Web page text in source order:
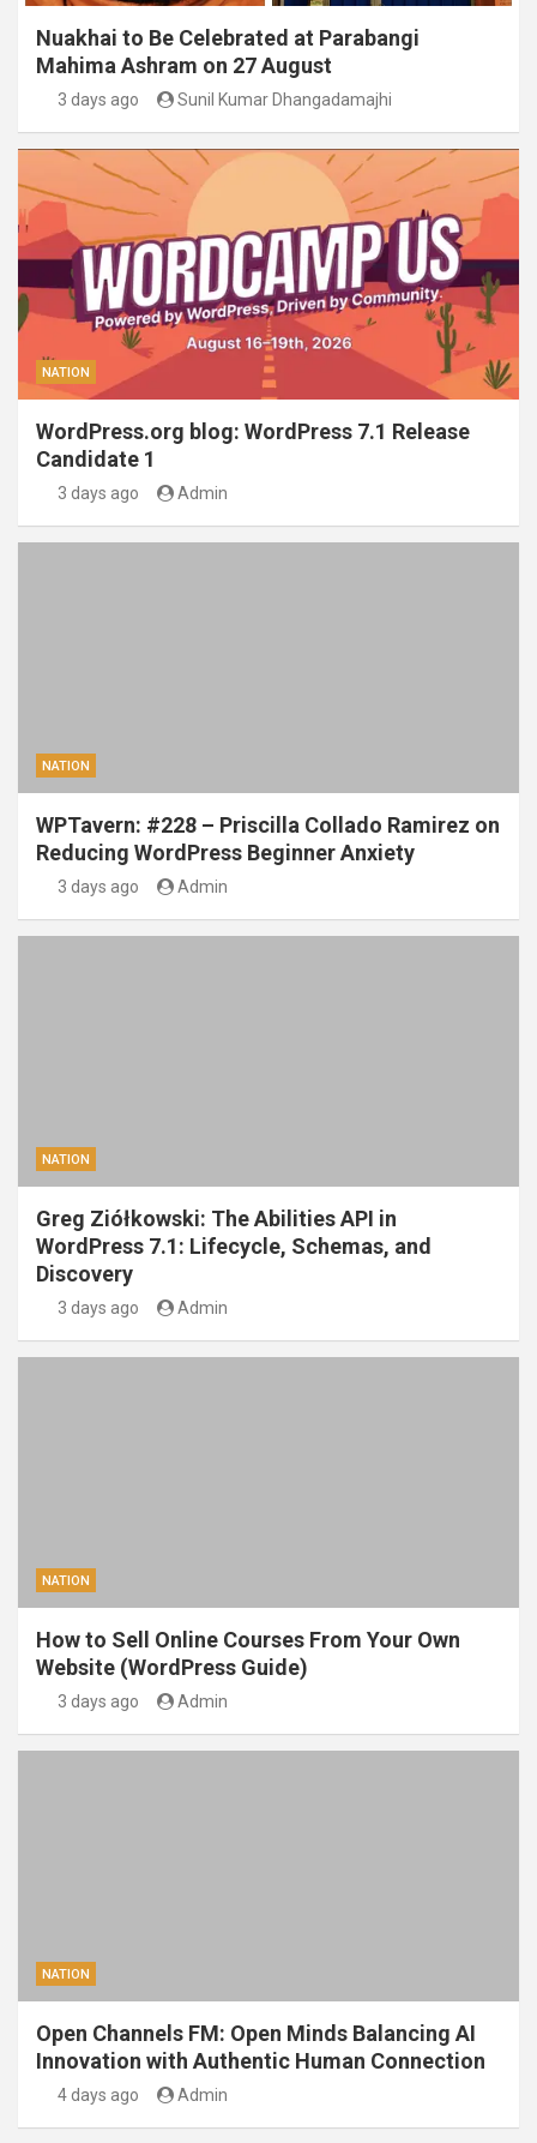
Nuakhai to Be Celebrated at Parabangi
Mahima Ashram on 27 August
3 days ago Sunil Kumar Dhangadamajhi
NATION
WordPress.org blog: WordPress 7.1 Release
Candidate 1
3 days ago Admin
NATION
WPTavern: #228 – Priscilla Collado Ramirez on
Reducing WordPress Beginner Anxiety
3 days ago Admin
NATION
Greg Ziółkowski: The Abilities API in
WordPress 7.1: Lifecycle, Schemas, and
Discovery
3 days ago Admin
NATION
How to Sell Online Courses From Your Own
Website (WordPress Guide)
3 days ago Admin
NATION
Open Channels FM: Open Minds Balancing AI
Innovation with Authentic Human Connection
4 days ago Admin